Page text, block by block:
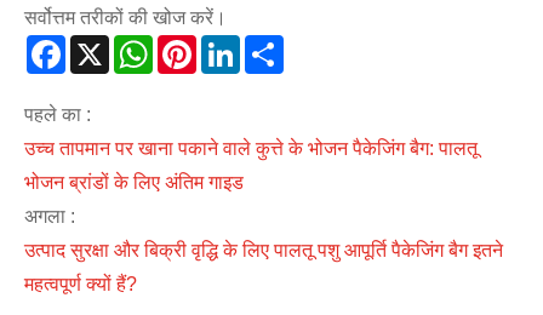
सर्वोत्तम तरीकों की खोज करें।
Facebook
X WhatsAppPinterestLinkedIn
पहले का :
उच्च तापमान पर खाना पकाने वाले कुत्ते के भोजन पैकेजिंग बैग: पालतू
भोजन ब्रांडों के लिए अंतिम गाइड
अगला :
उत्पाद सुरक्षा और बिक्री वृद्धि के लिए पालतू पशु आपूर्ति पैकेजिंग बैग इतने
महत्वपूर्ण क्यों हैं?